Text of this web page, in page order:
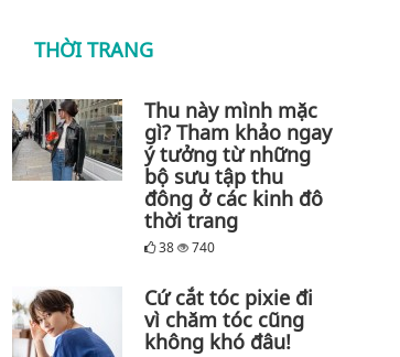
THỜI TRANG
Thu này mình mặc
gì? Tham khảo ngay
ý tưởng từ những
bộ sưu tập thu
đông ở các kinh đô
thời trang
38 740
Cứ cắt tóc pixie đi
vì chăm tóc cũng
không khó đâu!